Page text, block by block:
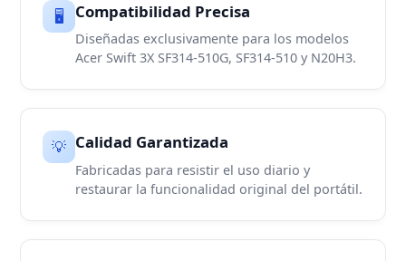
🖥️ Compatibilidad Precisa
Diseñadas exclusivamente para los modelos
Acer Swift 3X SF314-510G, SF314-510 y N20H3.
💡 Calidad Garantizada
Fabricadas para resistir el uso diario y
restaurar la funcionalidad original del portátil.